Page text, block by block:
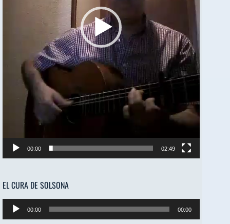
00:00 02:49
EL CURA DE SOLSONA
Reproductor
de
00:00 00:00